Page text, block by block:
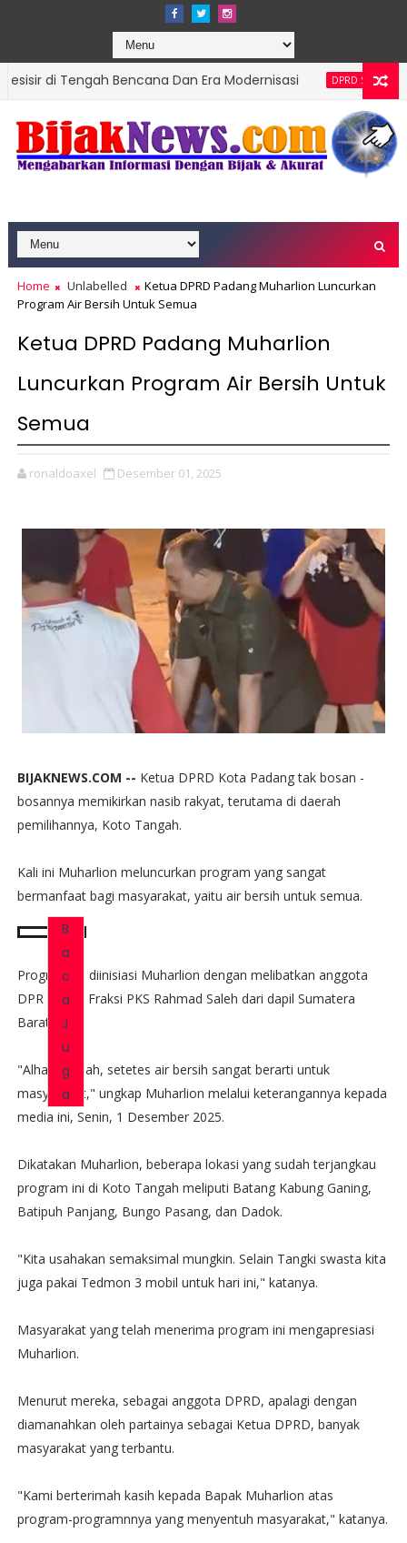
Bencana Dan Era Modernisasi DPRD SUMBAR
Ketua
Home Unlabelled
Ketua DPRD Padang Muharlion Luncurkan
Program Air Bersih Untuk Semua
Ketua DPRD Padang Muharlion
Luncurkan Program Air Bersih Untuk
Semua
ronaldoaxel Desember 01, 2025
BIJAKNEWS.COM -- Ketua DPRD Kota Padang tak bosan -
bosannya memikirkan nasib rakyat, terutama di daerah
pemilihannya, Koto Tangah.
Kali ini Muharlion meluncurkan program yang sangat
bermanfaat bagi masyarakat, yaitu air bersih untuk semua.
B
a
c
a
J
u
g
a
Program ini diinisiasi Muharlion dengan melibatkan anggota
DPR RI dari Fraksi PKS Rahmad Saleh dari dapil Sumatera
Barat I.
"Alhamdulillah, setetes air bersih sangat berarti untuk
masyarakat," ungkap Muharlion melalui keterangannya kepada
media ini, Senin, 1 Desember 2025.
Dikatakan Muharlion, beberapa lokasi yang sudah terjangkau
program ini di Koto Tangah meliputi Batang Kabung Ganing,
Batipuh Panjang, Bungo Pasang, dan Dadok.
"Kita usahakan semaksimal mungkin. Selain Tangki swasta kita
juga pakai Tedmon 3 mobil untuk hari ini," katanya.
Masyarakat yang telah menerima program ini mengapresiasi
Muharlion.
Menurut mereka, sebagai anggota DPRD, apalagi dengan
diamanahkan oleh partainya sebagai Ketua DPRD, banyak
masyarakat yang terbantu.
"Kami berterimah kasih kepada Bapak Muharlion atas
program-programnnya yang menyentuh masyarakat," katanya.